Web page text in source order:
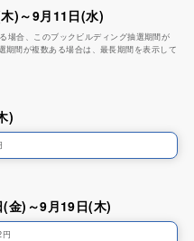
)～9月11日(水)
場合、このブックビルディング抽選期間が
期間が複数ある場合は、最長期間を表示して
)
金)～9月19日(木)